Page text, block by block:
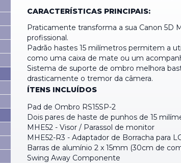
CARACTERÍSTICAS PRINCIPAIS:
Praticamente transforma a sua Canon 5D
profissional.
Padrão hastes 15 milímetros permitem a
como uma caixa de mate ou um
Sistema de suporte de ombro melhora
drasticamente o tremor da câmera.
ÍTENS INCLUÍDOS
Pad de Ombro RS15SP-2
Dois pares de haste de punhos de 15
MHE52 - Visor / Parassol de monitor
MHE52-R3 - Adaptador de Borracha para
Barras de alumínio 2 x 15mm (30cm de
Swing Away Componente